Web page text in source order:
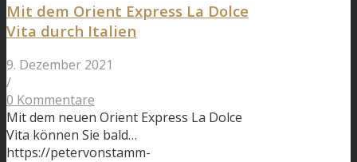
Mit dem Orient Express La Dolce
Vita durch Italien
9. Dezember 2021
/
0 Kommentare
Mit dem neuen Orient Express La Dolce
Vita können Sie bald…
https://petervonstamm-